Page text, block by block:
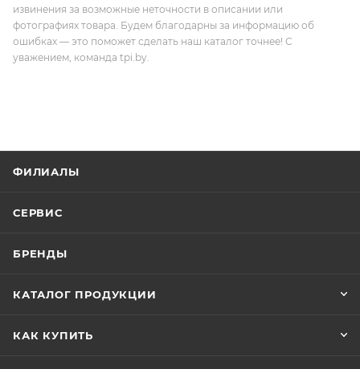
извинения за возможные неточности в описании или
фотографиях товара. Будем благодарны за информацию об
ошибках — это поможет сделать наш каталог точнее! С
уважением, команда tpi.by.
ФИЛИАЛЫ
СЕРВИС
БРЕНДЫ
КАТАЛОГ ПРОДУКЦИИ
КАК КУПИТЬ